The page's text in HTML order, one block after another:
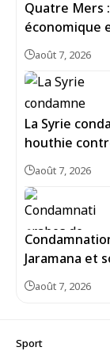
Quatre Mers
économique
août 7, 2026
La Syrie
houthie
août 7, 2026
Jaramana et
août 7, 2026
Sport